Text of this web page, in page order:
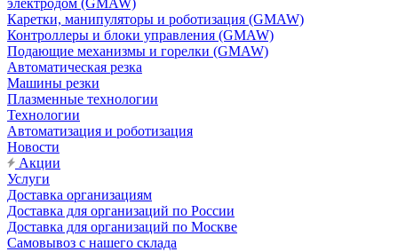
электродом (GMAW)
Каретки, манипуляторы и роботизация (GMAW)
Контроллеры и блоки управления (GMAW)
Подающие механизмы и горелки (GMAW)
Автоматическая резка
Машины резки
Плазменные технологии
Технологии
Автоматизация и роботизация
Новости
Акции
Услуги
Доставка организациям
Доставка для организаций по России
Доставка для организаций по Москве
Самовывоз с нашего склада